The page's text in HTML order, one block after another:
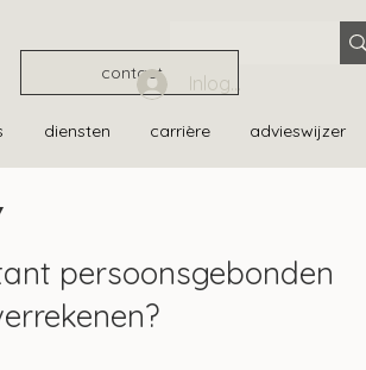
contact
diensten carrière advieswijzer
Inloggen
persoonsgebonden